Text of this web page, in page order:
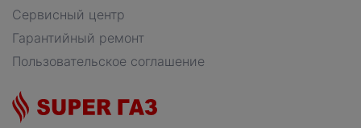
Сервисный центр
Гарантийный ремонт
Пользовательское соглашение